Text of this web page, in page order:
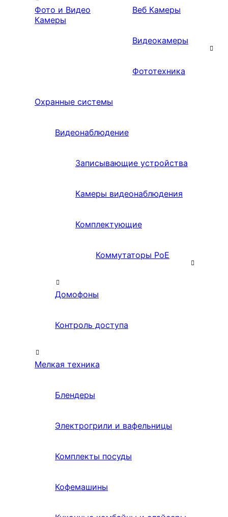
Фото и Видео
Камеры
Веб Камеры
Видеокамеры
Фототехника
Охранные системы
Видеонаблюдение
Записывающие устройства
Камеры видеонаблюдения
Комплектующие
Коммутаторы PoE
Домофоны
Контроль доступа
Мелкая техника
Блендеры
Электрогрили и вафельницы
Комплекты посуды
Кофемашины